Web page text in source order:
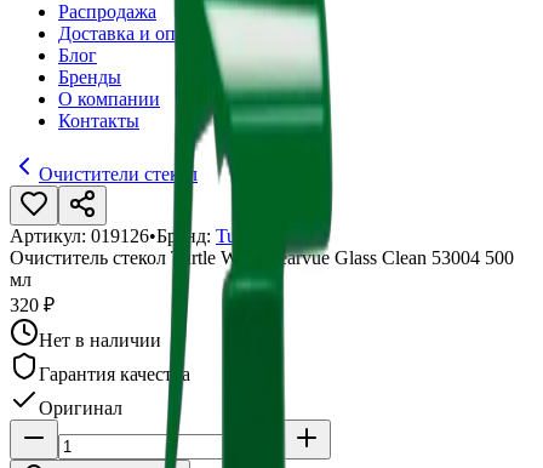
Распродажа
Доставка и оплата
Блог
Бренды
О компании
Контакты
Очистители стекол
Артикул: 019126•Бренд: Turtle Wax
Очиститель стекол Turtle Wax Clearvue Glass Clean 53004 500
мл
320 ₽
Нет в наличии
Гарантия качества
Оригинал